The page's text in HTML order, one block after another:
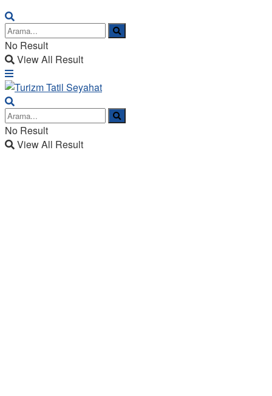
No Result
View All Result
No Result
View All Result